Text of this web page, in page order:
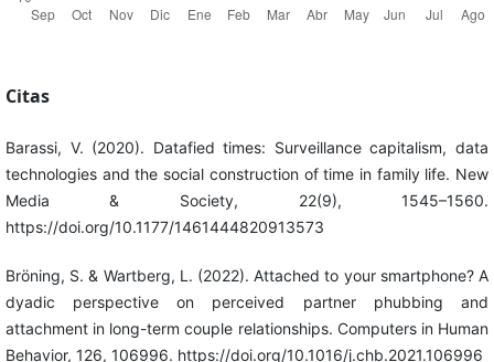
Citas
Barassi, V. (2020). Datafied times: Surveillance capitalism, data
technologies and the social construction of time in family life. New
Media & Society, 22(9), 1545–1560.
https://doi.org/10.1177/1461444820913573
Bröning, S. & Wartberg, L. (2022). Attached to your smartphone? A
dyadic perspective on perceived partner phubbing and
attachment in long-term couple relationships. Computers in Human
Behavior, 126, 106996. https://doi.org/10.1016/j.chb.2021.106996